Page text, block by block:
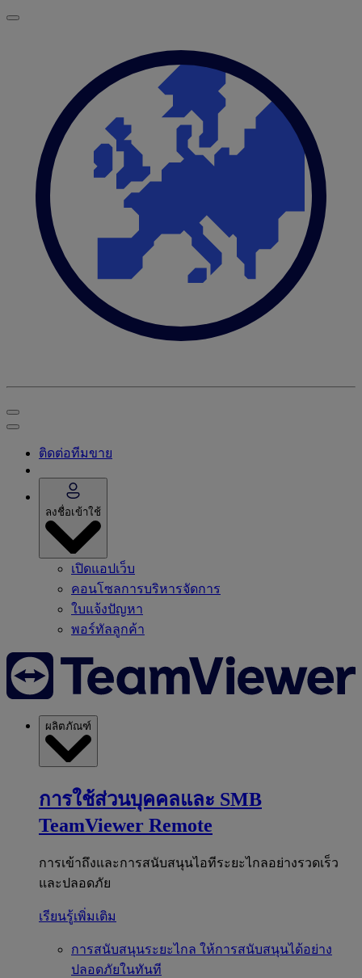
ติดต่อทีมขาย
ลงชื่อเข้าใช้
เปิดแอปเว็บ
คอนโซลการบริหารจัดการ
ใบแจ้งปัญหา
พอร์ทัลลูกค้า
ผลิตภัณฑ์
การใช้ส่วนบุคคลและ SMB
TeamViewer Remote
การเข้าถึงและการสนับสนุนไอทีระยะไกลอย่างรวดเร็ว
และปลอดภัย
เรียนรู้เพิ่มเติม
การสนับสนุนระยะไกล ให้การสนับสนุนได้อย่าง
ปลอดภัยในทันที